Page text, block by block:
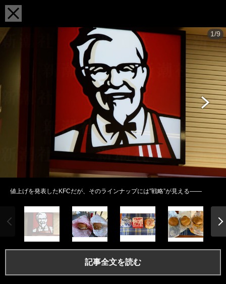
1/9
値上げを発表したKFCだが、そのラインナップには”戦略”が見える――
記事全文を読む